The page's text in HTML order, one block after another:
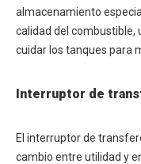
almacenamiento
calidad del combustible,
cuidar los tanques para
Interruptor de
El interruptor de
cambio entre utilidad y